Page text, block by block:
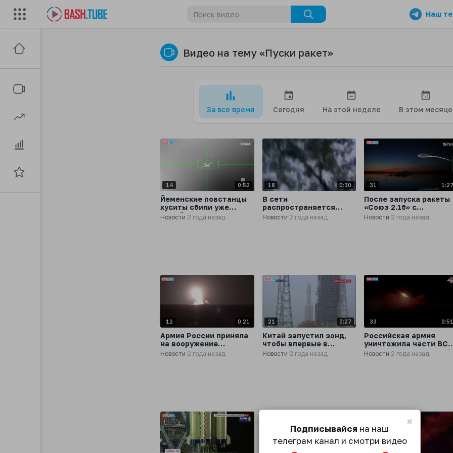
Наш
Видео на тему «Пуски ракет»
За все время Сегодня На этой неделе В этом месяце
14 0:52
Йеменские повстанцы
хуситы сбили уже
пятый БПЛА-разведчик
США MQ-9 Reaper
Новости 2 года назад
18 0:30
В сети
распространяется
видео якобы запуска
американских ракет
Новости 2 года назад
31 1:27
После запуска ракеты
«Союз 2.1б» с
космодрома Плесецк
жители соседних с
Новости 2 года назад
12 0:21
Армия России приняла
на вооружение
«Булаву»
Новости 2 года назад
21 0:27
Китай запустил зонд,
чтобы впервые в
истории доставить на
Землю грунт с
Новости 2 года назад
33 0:51
Российская армия
уничтожила части ВСУ
рядом с Белгородской
Новости 2 года назад
×
Подписывайся на наш
телеграм канал и смотри видео